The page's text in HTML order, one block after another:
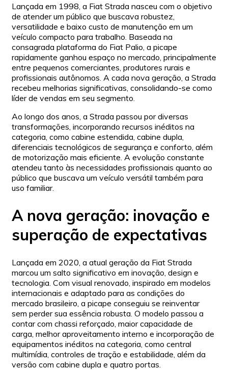
Lançada em 1998, a Fiat Strada nasceu com o objetivo
de atender um público que buscava robustez,
versatilidade e baixo custo de manutenção em um
veículo compacto para trabalho. Baseada na
consagrada plataforma do Fiat Palio, a picape
rapidamente ganhou espaço no mercado, principalmente
entre pequenos comerciantes, produtores rurais e
profissionais autônomos. A cada nova geração, a Strada
recebeu melhorias significativas, consolidando-se como
líder de vendas em seu segmento.
Ao longo dos anos, a Strada passou por diversas
transformações, incorporando recursos inéditos na
categoria, como cabine estendida, cabine dupla,
diferenciais tecnológicos de segurança e conforto, além
de motorização mais eficiente. A evolução constante
atendeu tanto às necessidades profissionais quanto ao
público que buscava um veículo versátil também para
uso familiar.
A nova geração: inovação e
superação de expectativas
Lançada em 2020, a atual geração da Fiat Strada
marcou um salto significativo em inovação, design e
tecnologia. Com visual renovado, inspirado em modelos
internacionais e adaptado para as condições do
mercado brasileiro, a picape conseguiu se reinventar
sem perder sua essência robusta. O modelo passou a
contar com chassi reforçado, maior capacidade de
carga, melhor aproveitamento interno e incorporação de
equipamentos inéditos na categoria, como central
multimídia, controles de tração e estabilidade, além da
versão com cabine dupla e quatro portas.